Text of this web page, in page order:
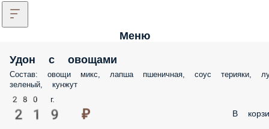
Меню
Удон с овощами
Состав: овощи микс, лапша пшеничная, соус терияки,
зеленый, кунжут
280 г.
219 ₽ В